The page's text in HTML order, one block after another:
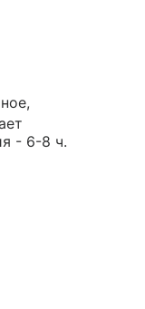
- 6-8 ч.